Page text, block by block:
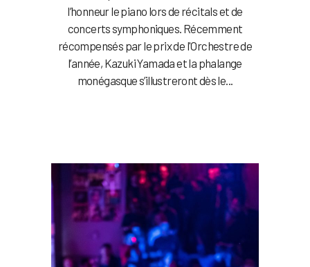
l’honneur le piano lors de récitals et de
concerts symphoniques. Récemment
récompensés par le prix de l'Orchestre de
l’année, Kazuki Yamada et la phalange
monégasque s’illustreront dès le...